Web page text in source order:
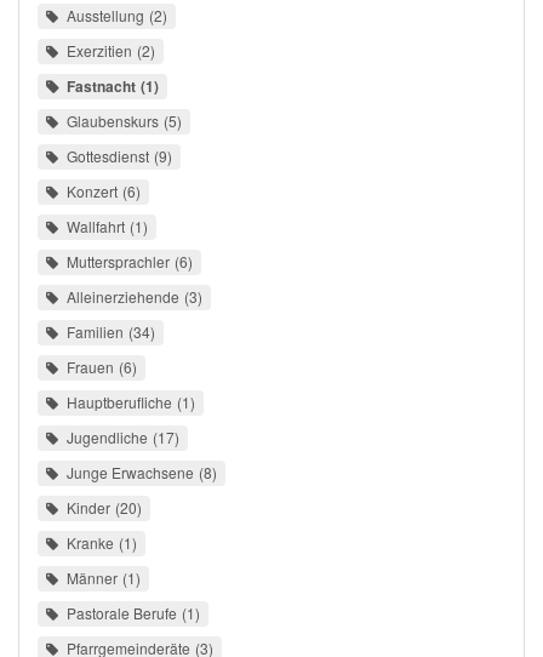
Ausstellung 2
Exerzitien 2
Fastnacht 1
Glaubenskurs 5
Gottesdienst 9
Konzert 6
Wallfahrt 1
Muttersprachler 6
Alleinerziehende 3
Familien 34
Frauen 6
Hauptberufliche 1
Jugendliche 17
Junge Erwachsene 8
Kinder 20
Kranke 1
Männer 1
Pastorale Berufe 1
Pfarrgemeinderäte 3